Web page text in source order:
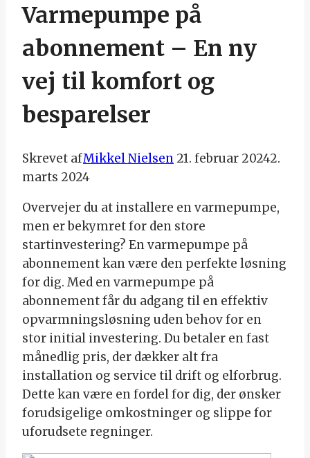
Varmepumpe på
abonnement – En ny
vej til komfort og
besparelser
Skrevet afMikkel Nielsen 21. februar 20242.
marts 2024
Overvejer du at installere en varmepumpe,
men er bekymret for den store
startinvestering? En varmepumpe på
abonnement kan være den perfekte løsning
for dig. Med en varmepumpe på
abonnement får du adgang til en effektiv
opvarmningsløsning uden behov for en
stor initial investering. Du betaler en fast
månedlig pris, der dækker alt fra
installation og service til drift og elforbrug.
Dette kan være en fordel for dig, der ønsker
forudsigelige omkostninger og slippe for
uforudsete regninger.